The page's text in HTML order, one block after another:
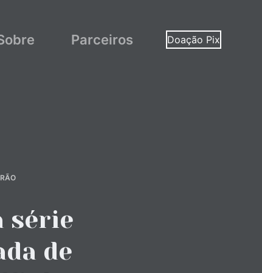
Parceiros Doação Pix
série
de